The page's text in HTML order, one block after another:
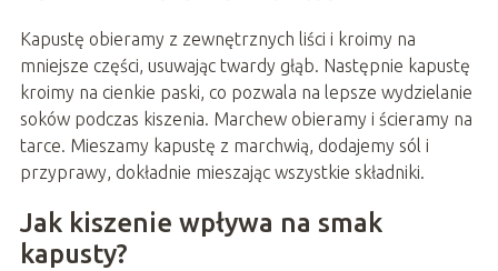
Kapustę obieramy z zewnętrznych liści i kroimy na
mniejsze części, usuwając twardy głąb. Następnie kapustę
kroimy na cienkie paski, co pozwala na lepsze wydzielanie
soków podczas kiszenia. Marchew obieramy i ścieramy na
tarce. Mieszamy kapustę z marchwią, dodajemy sól i
przyprawy, dokładnie mieszając wszystkie składniki.
Jak kiszenie wpływa na smak
kapusty?